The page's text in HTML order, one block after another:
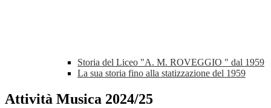
Storia del Liceo "A. M. ROVEGGIO " dal 1959
La sua storia fino alla statizzazione del 1959
Attività Musica 2024/25